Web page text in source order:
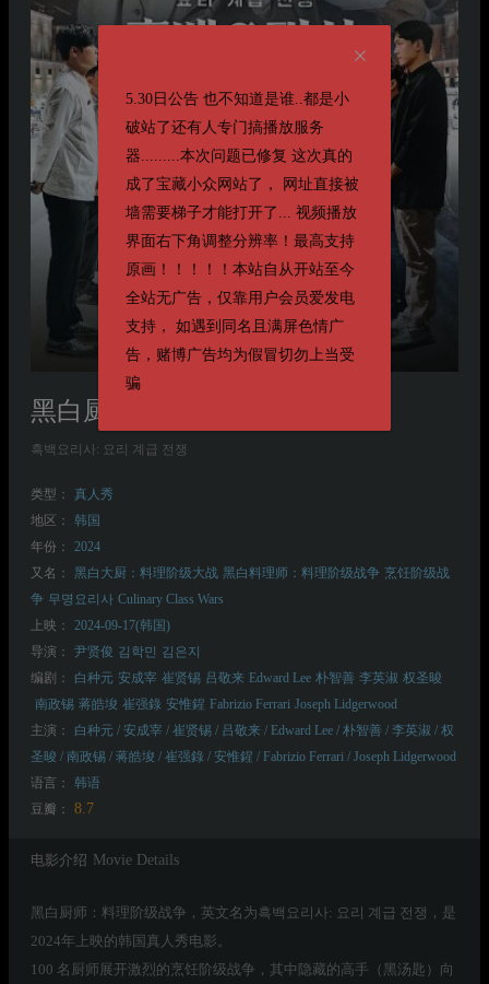
5.30日公告 也不知道是谁..都是小
破站了还有人专门搞播放服务
器.........本次问题已修复 这次真的
成了宝藏小众网站了， 网址直接被
墙需要梯子才能打开了... 视频播放
界面右下角调整分辨率！最高支持
原画！！！！！本站自从开站至今
全站无广告，仅靠用户会员爱发电
支持， 如遇到同名且满屏色情广
告，赌博广告均为假冒切勿上当受
骗
黑白厨师：料理阶级战争
흑백요리사: 요리 계급 전쟁
类型：
真人秀
地区：
韩国
年份：
2024
又名：
黑白大厨：料理阶级大战 黑白料理师：料理阶级战争 烹饪阶级战
争 무명요리사 Culinary Class Wars
上映：
2024-09-17(韩国)
导演：
尹贤俊 김학민 김은지
编剧：
白种元 安成宰 崔贤锡 吕敬来 Edward Lee 朴智善 李英淑 权圣晙
南政锡 蒋皓埈 崔强錄 安惟鍟 Fabrizio Ferrari Joseph Lidgerwood
主演：
白种元 / 安成宰 / 崔贤锡 / 吕敬来 / Edward Lee / 朴智善 / 李英淑 / 权
圣晙 / 南政锡 / 蒋皓埈 / 崔强錄 / 安惟鍟 / Fabrizio Ferrari / Joseph Lidgerwood
语言：
韩语
豆瓣：
8.7
电影介绍 Movie Details
黑白厨师：料理阶级战争，英文名为흑백요리사: 요리 계급 전쟁，是
2024年上映的韩国真人秀电影。
100 名厨师展开激烈的烹饪阶级战争，其中隐藏的高手（黑汤匙）向